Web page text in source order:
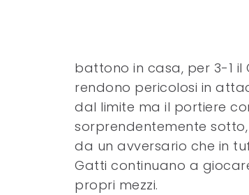
battono in casa, per 3-1
rendono pericolosi in
dal limite ma il portiere
sorprendentemente
da un avversario che in
Gatti continuano a
propri mezzi.